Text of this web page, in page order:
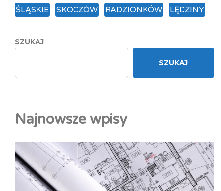
ŚLĄSKIE SKOCZÓW RADZIONKÓW LĘDZINY
SZUKAJ
SZUKAJ
Najnowsze wpisy